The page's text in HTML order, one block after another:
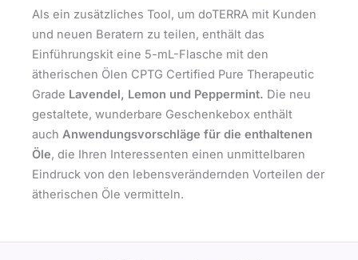
Als ein zusätzliches Tool, um doTERRA mit Kunden
und neuen Beratern zu teilen, enthält das
Einführungskit eine 5-mL-Flasche mit den
ätherischen Ölen CPTG Certified Pure Therapeutic
Grade Lavendel, Lemon und Peppermint. Die neu
gestaltete, wunderbare Geschenkebox enthält
auch Anwendungsvorschläge für die enthaltenen
Öle, die Ihren Interessenten einen unmittelbaren
Eindruck von den lebensverändernden Vorteilen der
ätherischen Öle vermitteln.